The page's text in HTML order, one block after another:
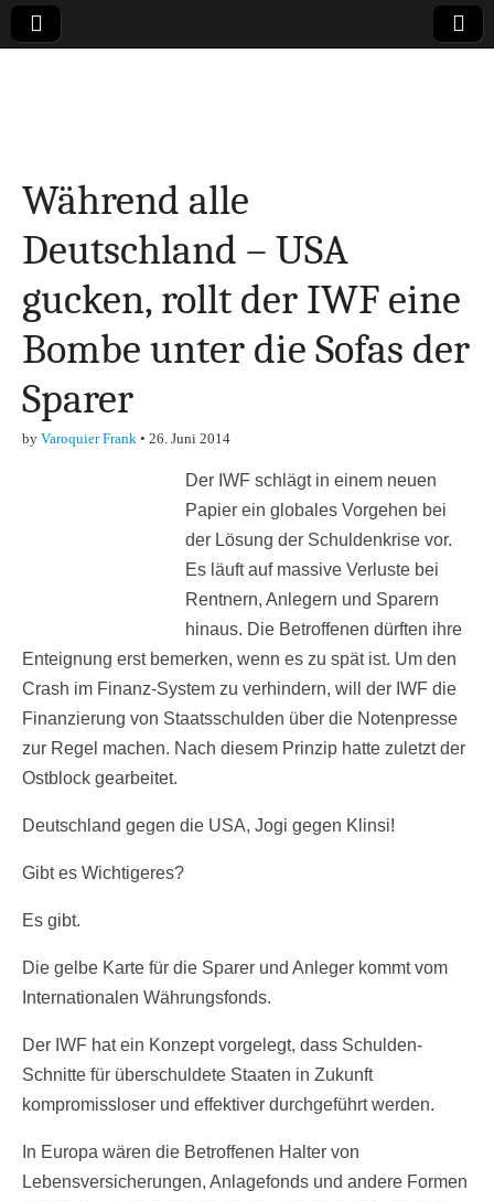
Finanzen,
Marketing-, Vertrieb-
& Investment-Tipps
Während alle
Deutschland – USA
gucken, rollt der IWF eine
Bombe unter die Sofas der
Sparer
by Varoquier Frank • 26. Juni 2014
Der IWF schlägt in einem neuen
Papier ein globales Vorgehen bei
der Lösung der Schuldenkrise vor.
Es läuft auf massive Verluste bei
Rentnern, Anlegern und Sparern
hinaus. Die Betroffenen dürften ihre
Enteignung erst bemerken, wenn es zu spät ist. Um den
Crash im Finanz-System zu verhindern, will der IWF die
Finanzierung von Staatsschulden über die Notenpresse
zur Regel machen. Nach diesem Prinzip hatte zuletzt der
Ostblock gearbeitet.
Deutschland gegen die USA, Jogi gegen Klinsi!
Gibt es Wichtigeres?
Es gibt.
Die gelbe Karte für die Sparer und Anleger kommt vom
Internationalen Währungsfonds.
Der IWF hat ein Konzept vorgelegt, dass Schulden-
Schnitte für überschuldete Staaten in Zukunft
kompromissloser und effektiver durchgeführt werden.
In Europa wären die Betroffenen Halter von
Lebensversicherungen, Anlagefonds und andere Formen